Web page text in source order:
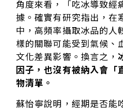
角度來看，「吃冰導致經
據。確實有研究指出，在
中，高頻率攝取冰品的人
樣的關聯可能受到氣候、
文化差異影響。換言之，
因子，也沒有被納入會「
物清單。
蘇怡寧說明，經期是否能